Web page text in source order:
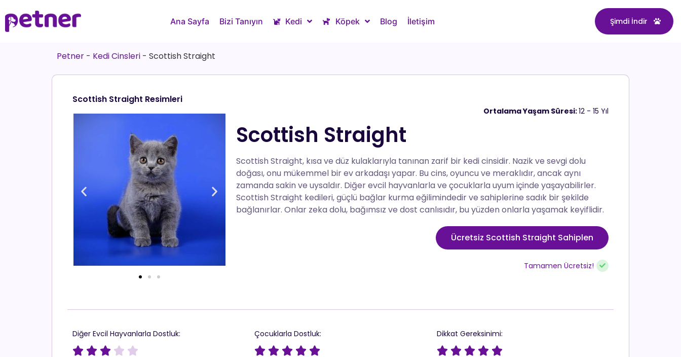
Ana Sayfa Bizi Tanıyın Kedi Köpek Blog İletişim Şimdi İndir
Petner - Kedi Cinsleri - Scottish Straight
Scottish Straight Resimleri
Ortalama Yaşam Süresi:12 - 15 Yıl
Scottish Straight
Scottish Straight, kısa ve düz kulaklarıyla tanınan zarif bir kedi cinsidir. Nazik ve sevgi dolu
doğası, onu mükemmel bir ev arkadaşı yapar. Bu cins, oyuncu ve meraklıdır, ancak aynı
zamanda sakin ve uysaldır. Diğer evcil hayvanlarla ve çocuklarla uyum içinde yaşayabilirler.
Scottish Straight kedileri, güçlü bağlar kurma eğilimindedir ve sahiplerine sadık bir şekilde
bağlanırlar. Onlar zeka dolu, bağımsız ve dost canlısıdır, bu yüzden onlarla yaşamak keyiflidir.
Ücretsiz Scottish Straight Sahiplen
Tamamen Ücretsiz!
Diğer Evcil Hayvanlarla Dostluk:
    
Çocuklarla Dostluk:
    
Dikkat Gereksinimi:
    